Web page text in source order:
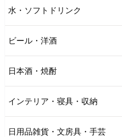
水・ソフトドリンク
ビール・洋酒
日本酒・焼酎
インテリア・寝具・収納
日用品雑貨・文房具・手芸